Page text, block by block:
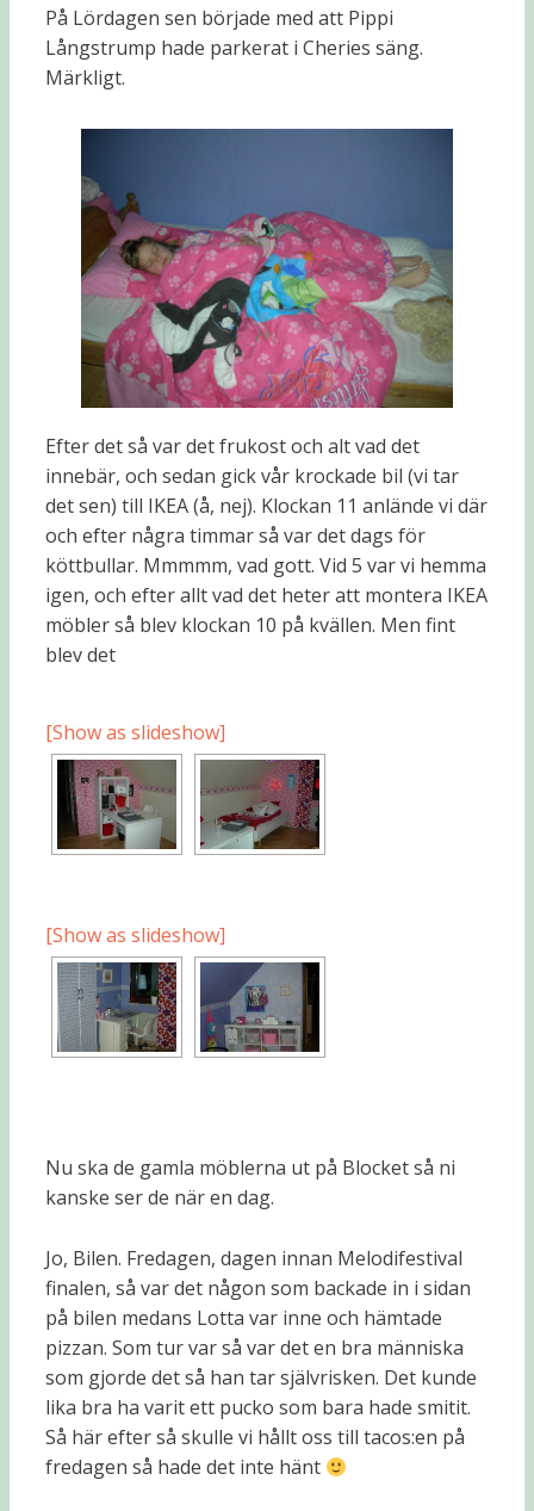
På Lördagen sen började med att Pippi
Långstrump hade parkerat i Cheries säng.
Märkligt.
Efter det så var det frukost och alt vad det
innebär, och sedan gick vår krockade bil (vi tar
det sen) till IKEA (å, nej). Klockan 11 anlände vi där
och efter några timmar så var det dags för
köttbullar. Mmmmm, vad gott. Vid 5 var vi hemma
igen, och efter allt vad det heter att montera IKEA
möbler så blev klockan 10 på kvällen. Men fint
blev det
[Show as slideshow]
[Show as slideshow]
Nu ska de gamla möblerna ut på Blocket så ni
kanske ser de när en dag.
Jo, Bilen. Fredagen, dagen innan Melodifestival
finalen, så var det någon som backade in i sidan
på bilen medans Lotta var inne och hämtade
pizzan. Som tur var så var det en bra människa
som gjorde det så han tar självrisken. Det kunde
lika bra ha varit ett pucko som bara hade smitit.
Så här efter så skulle vi hållt oss till tacos:en på
fredagen så hade det inte hänt